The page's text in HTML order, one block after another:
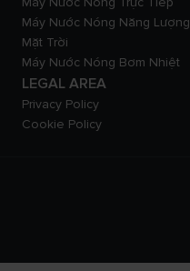
Máy Nước Nóng Năng Lượng
Mặt Trời
Máy Nước Nóng Bơm Nhiệt
LEGAL AREA
Privacy Policy
Cookie Policy